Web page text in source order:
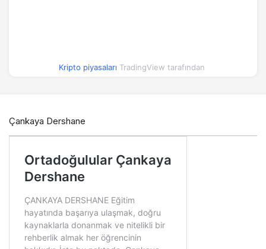
Kripto piyasaları TradingView tarafından
Çankaya Dershane